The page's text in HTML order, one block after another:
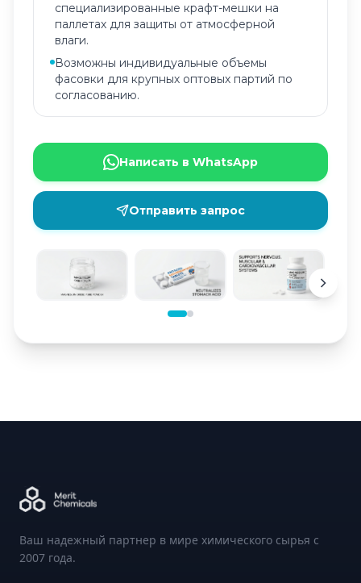
специализированные крафт-мешки на
паллетах для защиты от атмосферной
влаги.
Возможны индивидуальные объемы
фасовки для крупных оптовых партий по
согласованию.
Написать в WhatsApp
Отправить запрос
Ваш надежный партнер в мире химического сырья с
2007 года.